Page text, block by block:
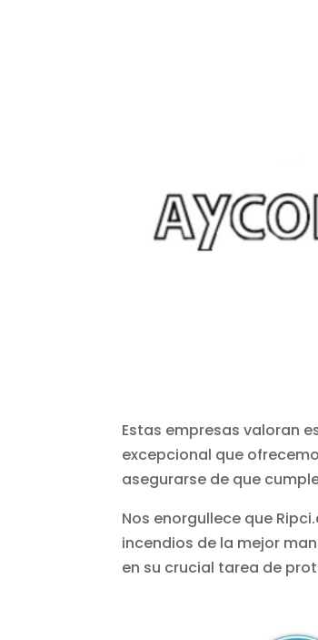
Estas empresas valoran
excepcional que
asegurarse de que
Nos enorgullece que
incendios de la mejor
en su crucial tarea de